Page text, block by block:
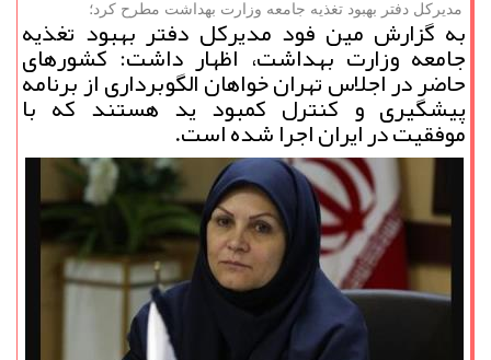
مدیركل دفتر بهبود تغذیه جامعه وزارت بهداشت مطرح كرد؛
به گزارش مین فود مدیركل دفتر بهبود تغذیه
جامعه وزارت بهداشت، اظهار داشت: كشورهای
حاضر در اجلاس تهران خواهان الگوبرداری از برنامه
پیشگیری و كنترل كمبود ید هستند كه با
موفقیت در ایران اجرا شده است.